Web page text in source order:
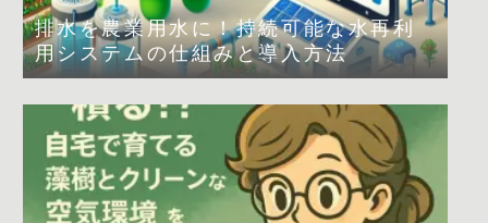
排水を農業用水に！持続可能な水再利
用システムの仕組みと導入方法